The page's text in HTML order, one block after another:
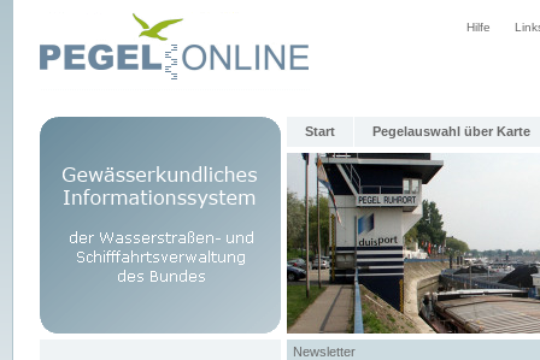
Hilfe
Start Pegelauswahl über Karte
Newsletter